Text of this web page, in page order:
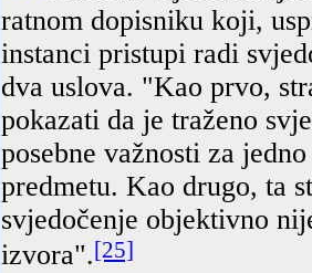
ratnom dopisniku koji,
instanci pristupi radi
dva uslova. "Kao prvo,
pokazati da je traženo
posebne važnosti za
predmetu. Kao drugo, ta
svjedočenje objektivno
izvora".[25]